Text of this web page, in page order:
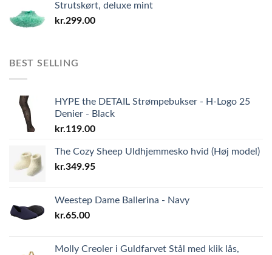
Strutskørt, deluxe mint
kr.299.00
BEST SELLING
HYPE the DETAIL Strømpebukser - H-Logo 25
Denier - Black
kr.119.00
The Cozy Sheep Uldhjemmesko hvid (Høj model)
kr.349.95
Weestep Dame Ballerina - Navy
kr.65.00
Molly Creoler i Guldfarvet Stål med klik lås,